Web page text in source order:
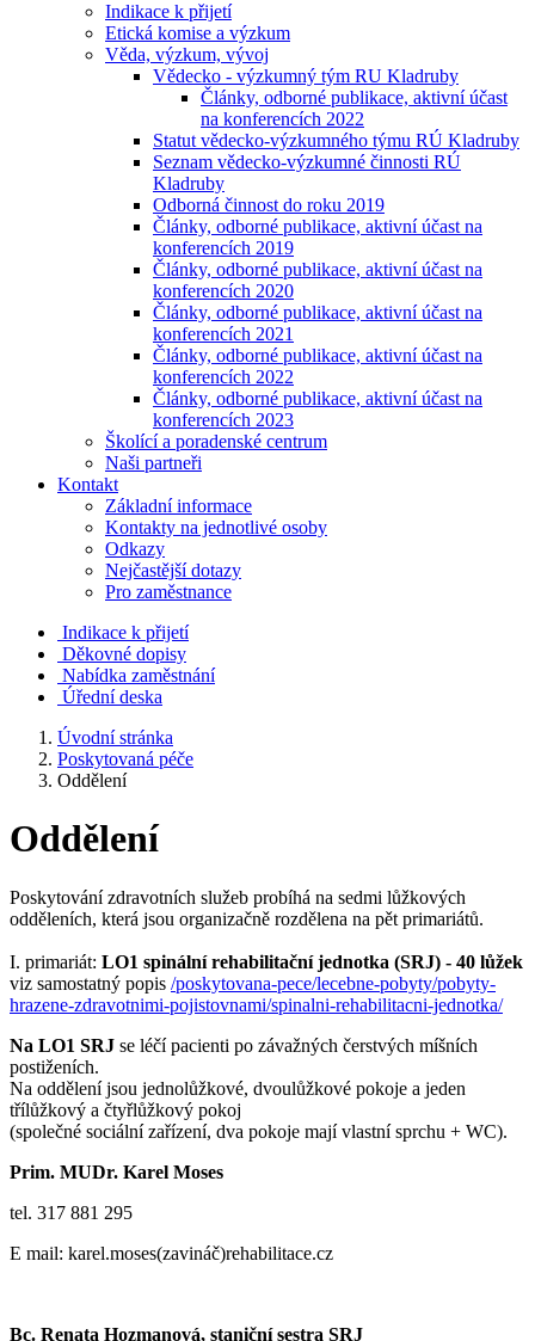
Indikace k přijetí
Etická komise a výzkum
Věda, výzkum, vývoj
Vědecko - výzkumný tým RU Kladruby
Články, odborné publikace, aktivní účast
na konferencích 2022
Statut vědecko-výzkumného týmu RÚ Kladruby
Seznam vědecko-výzkumné činnosti RÚ
Kladruby
Odborná činnost do roku 2019
Články, odborné publikace, aktivní účast na
konferencích 2019
Články, odborné publikace, aktivní účast na
konferencích 2020
Články, odborné publikace, aktivní účast na
konferencích 2021
Články, odborné publikace, aktivní účast na
konferencích 2022
Články, odborné publikace, aktivní účast na
konferencích 2023
Školící a poradenské centrum
Naši partneři
Kontakt
Základní informace
Kontakty na jednotlivé osoby
Odkazy
Nejčastější dotazy
Pro zaměstnance
Indikace k přijetí
Děkovné dopisy
Nabídka zaměstnání
Úřední deska
Úvodní stránka
Poskytovaná péče
Oddělení
Oddělení
Poskytování zdravotních služeb probíhá na sedmi lůžkových
odděleních, která jsou organizačně rozdělena na pět primariátů.
I. primariát: LO1 spinální rehabilitační jednotka (SRJ) - 40 lůžek
viz samostatný popis /poskytovana-pece/lecebne-pobyty/pobyty-
hrazene-zdravotnimi-pojistovnami/spinalni-rehabilitacni-jednotka/
Na LO1 SRJ se léčí pacienti po závažných čerstvých míšních
postiženích.
Na oddělení jsou jednolůžkové, dvoulůžkové pokoje a jeden
třílůžkový a čtyřlůžkový pokoj
(společné sociální zařízení, dva pokoje mají vlastní sprchu + WC).
Prim. MUDr. Karel Moses
tel. 317 881 295
E mail: karel.moses(zavináč)rehabilitace.cz
Bc. Renata Hozmanová, staniční sestra SRJ